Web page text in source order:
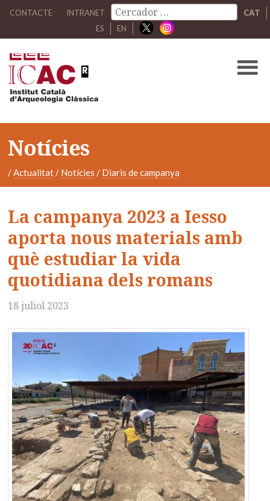
CONTACTE INTRANET
CAT
ES
EN
Notícies
/Actualitat/ Notícies / Diaris de campanya
La campanya 2023 a Iesso
aporta nous materials amb
què estudiar la vida
quotidiana dels romans
18 juliol 2023